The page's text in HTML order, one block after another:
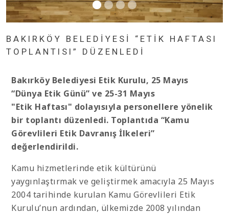
BAKIRKÖY BELEDİYESİ “ETİK HAFTASI
TOPLANTISI” DÜZENLEDİ
Bakırköy Belediyesi Etik Kurulu, 25 Mayıs
“Dünya Etik Günü” ve 25-31 Mayıs
"Etik Haftası" dolayısıyla personellere yönelik
bir toplantı düzenledi. Toplantıda “Kamu
Görevlileri Etik Davranış İlkeleri”
değerlendirildi.
Kamu hizmetlerinde etik kültürünü
yaygınlaştırmak ve geliştirmek amacıyla 25 Mayıs
2004 tarihinde kurulan Kamu Görevlileri Etik
Kurulu’nun ardından, ülkemizde 2008 yılından